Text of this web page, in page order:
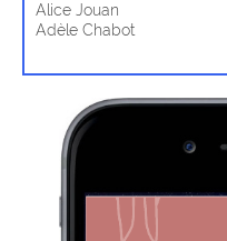
Alice Jouan
Adèle Chabot